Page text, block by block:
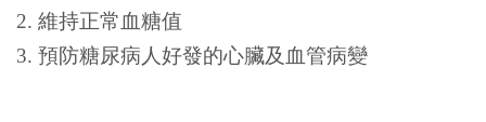
2. 維持正常血糖值
3. 預防糖尿病人好發的心臟及血管病變